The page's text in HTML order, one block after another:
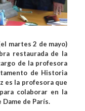
martes 2 de mayo)
restaurada de la
de la profesora
de Historia
es la profesora que
colaborar en la
de París.